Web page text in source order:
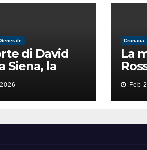
Generale
di David
Siena, la
lancia la
Cronaca
La
Feb